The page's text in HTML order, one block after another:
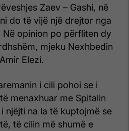
Zaev – Gashi, në
do të vijë një drejtor nga
Në opinion po përfliten dy
mjeku Nexhbedin
Elezi.
i cili pohoi se i
menaxhuar me Spitalin
njëjti na la të kuptojmë se
të cilin më shumë e